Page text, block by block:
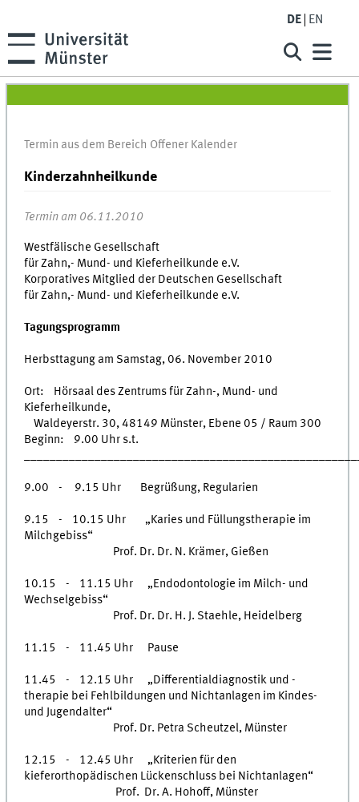
DE EN
Termin aus dem Bereich Offener Kalender
Kinderzahnheilkunde
Termin am 06.11.2010
Westfälische Gesellschaft
für Zahn,- Mund- und Kieferheilkunde e.V.
Korporatives Mitglied der Deutschen Gesellschaft
für Zahn,- Mund- und Kieferheilkunde e.V.
Tagungsprogramm
Herbsttagung am Samstag, 06. November 2010
Ort: Hörsaal des Zentrums für Zahn-, Mund- und
Kieferheilkunde,
Waldeyerstr. 30, 48149 Münster, Ebene 05 / Raum 300
Beginn: 9.00 Uhr s.t.
9.00 - 9.15 Uhr Begrüßung, Regularien
9.15 - 10.15 Uhr „Karies und Füllungstherapie im
Milchgebiss“
Prof. Dr. Dr. N. Krämer, Gießen
10.15 - 11.15 Uhr „Endodontologie im Milch- und
Wechselgebiss“
Prof. Dr. Dr. H. J. Staehle, Heidelberg
11.15 - 11.45 Uhr Pause
11.45 - 12.15 Uhr „Differentialdiagnostik und -
therapie bei Fehlbildungen und Nichtanlagen im Kindes-
und Jugendalter“
Prof. Dr. Petra Scheutzel, Münster
12.15 - 12.45 Uhr „Kriterien für den
kieferorthopädischen Lückenschluss bei Nichtanlagen“
Prof. Dr. A. Hohoff, Münster